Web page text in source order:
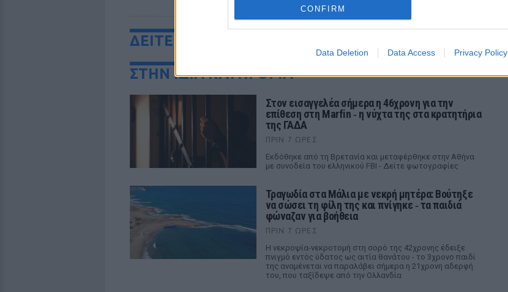
CONFIRM
Data Deletion Data Access Privacy Policy
ΔΕΙΤΕ ΕΠΙΣΗΣ
ΣΤΗΝ ΙΔΙΑ ΚΑΤΗΓΟΡΙΑ
Στον εισαγγελέα σήμερα η 46χρονη για την
επίθεση στη Marfin ‑ η νύχτα της στα κρατητήρια
της ΓΑΔΑ
ΠΡΙΝ 7 ΏΡΕΣ
Εκδόθηκε από τη Βρετανία και μεταφέρθηκε στην Αθήνα
με συνοδεία του ελληνικού FBI - Δείτε φωτογραφίες
Τραγωδία στα Μάλια με νεκρή μητέρα: Βούτηξε
να σώσει τη φίλη της και πνίγηκε ‑ τα παιδιά
φώναζαν για βοήθεια
ΠΡΙΝ 7 ΏΡΕΣ
Η νεκροψία-νεκροτομή στη σορό της 42χρονης έδειξε
πνιγμό εντός ύδατος ως αιτία θανάτου - το 3χρονο παιδί
της αναμένεται να παραλάβει σήμερα η 21χρονη αδερφή
του, που ταξίδεψε από την Ολλανδία